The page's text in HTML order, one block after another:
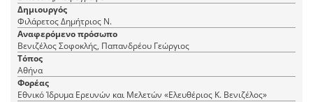
Δημιουργός
Φιλάρετος Δημήτριος Ν.
Αναφερόμενο πρόσωπο
Βενιζέλος Σοφοκλής, Παπανδρέου Γεώργιος
Τόπος
Αθήνα
Φορέας
Εθνικό Ίδρυμα Ερευνών και Μελετών «Ελευθέριος Κ. Βενιζέλος»